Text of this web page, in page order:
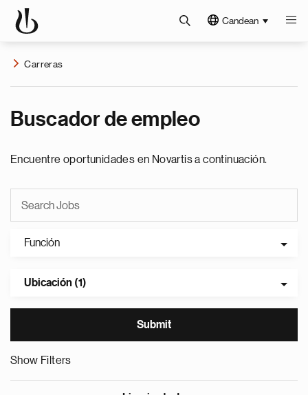
Candean
Carreras
Buscador de empleo
Encuentre oportunidades en Novartis a continuación.
Función
Ubicación (1)
Show Filters